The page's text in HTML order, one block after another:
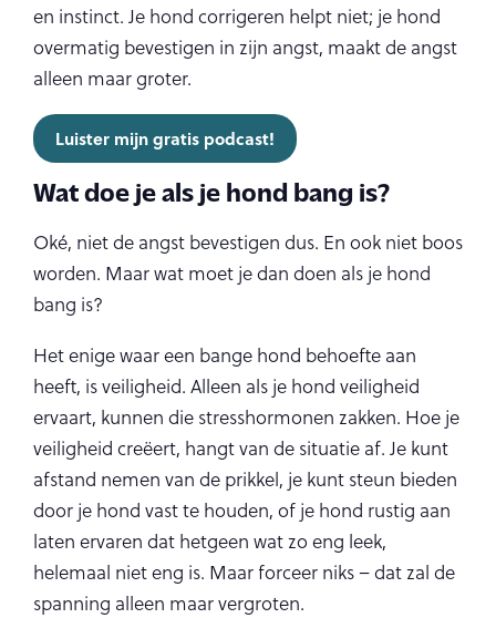
en instinct. Je hond corrigeren helpt niet; je hond
overmatig bevestigen in zijn angst, maakt de angst
alleen maar groter.
Luister mijn gratis podcast!
Wat doe je als je hond bang is?
Oké, niet de angst bevestigen dus. En ook niet boos
worden. Maar wat moet je dan doen als je hond
bang is?
Het enige waar een bange hond behoefte aan
heeft, is veiligheid. Alleen als je hond veiligheid
ervaart, kunnen die stresshormonen zakken. Hoe je
veiligheid creëert, hangt van de situatie af. Je kunt
afstand nemen van de prikkel, je kunt steun bieden
door je hond vast te houden, of je hond rustig aan
laten ervaren dat hetgeen wat zo eng leek,
helemaal niet eng is. Maar forceer niks – dat zal de
spanning alleen maar vergroten.